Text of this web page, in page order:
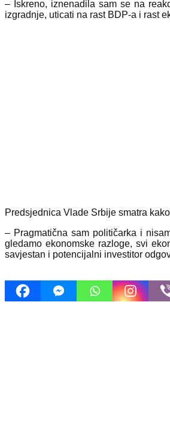
– Iskreno, iznenadila sam se na
izgradnje, uticati na rast BDP-a i rast
Predsjednica Vlade Srbije smatra
– Pragmatična sam političarka i
gledamo ekonomske razloge, svi
savjestan i potencijalni investitor